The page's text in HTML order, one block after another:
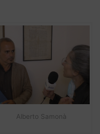
Alberto Samonà